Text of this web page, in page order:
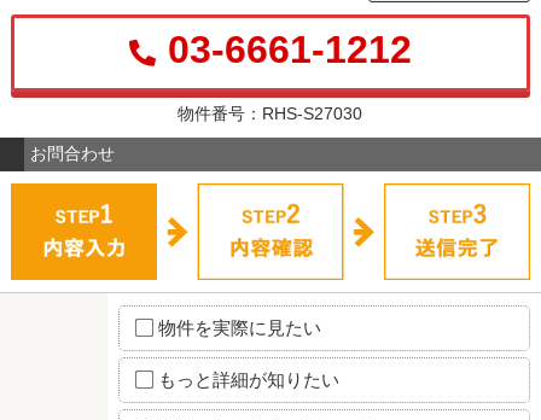
03-6661-1212
物件番号：RHS-S27030
お問合わせ
物件を実際に見たい
もっと詳細が知りたい